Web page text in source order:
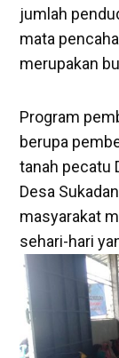
jumlah
mata
merupakan
Program
berupa
tanah pecatu
Desa
masyarakat
sehari-hari